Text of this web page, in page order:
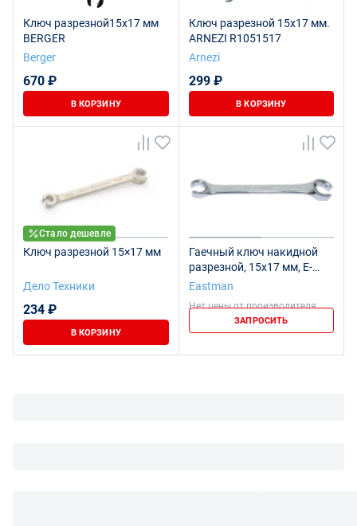
Ключ разрезной15x17 мм
BERGER
Berger
670 ₽
В КОРЗИНУ
Ключ разрезной 15x17 мм.
ARNEZI R1051517
Arnezi
299 ₽
В КОРЗИНУ
Стало дешевле
Ключ разрезной 15×17 мм
Дело Техники
234 ₽
В КОРЗИНУ
Гаечный ключ накидной
разрезной, 15x17 мм, E-
2104
Eastman
Нет цены от производителя
ЗАПРОСИТЬ